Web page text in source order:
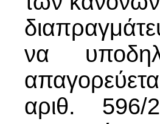
να
αριθ. 596/